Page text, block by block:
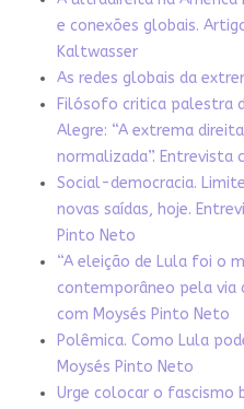
e conexões globais.
Kaltwasser
As redes globais da
Filósofo critica palestra
Alegre: “A extrema
normalizada”. Entrevista
Social-democracia.
novas saídas, hoje.
Pinto Neto
“A eleição de Lula foi o
contemporâneo pela via
com Moysés Pinto Neto
Polêmica. Como Lula
Moysés Pinto Neto
Urge colocar o fascismo